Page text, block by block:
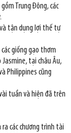
Trung Đông, các
tận dụng lợi thế tự
giống gạo thơm
Jasmine, tại châu Âu,
Philippines cũng
tuần và hiện đã trên
ra các chương trình tài